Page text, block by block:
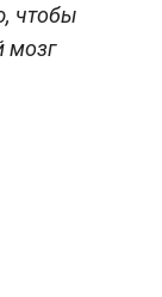
чтобы
мозг